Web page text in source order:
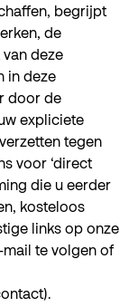
begrijpt
de
deze
in deze
door de
expliciete
tegen
voor ‘direct
die u eerder
kosteloos
links op onze
te volgen of